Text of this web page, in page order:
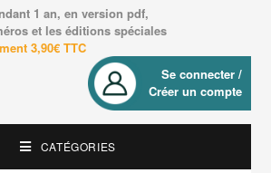
1 an, en version pdf,
et les éditions spéciales
3,90€ TTC
Se connecter /
Créer un compte
CATÉGORIES